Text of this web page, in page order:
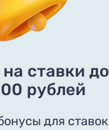
ставки до
рублей
для ставок